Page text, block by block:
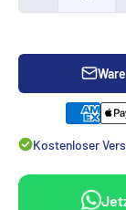
Kostenloser